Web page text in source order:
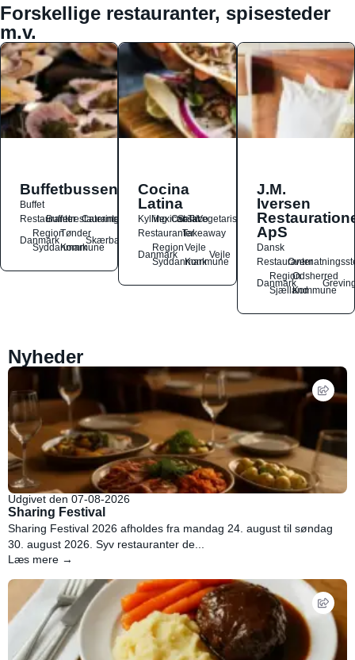
Forskellige restauranter, spisesteder
m.v.
Buffetbussen
Buffet
Restauranter
Buffetrestauranter
Catering
Danmark
Region
Syddanmark
Tønder
Kommune
Skærbæk
Cocina
Latina
Kylling
Mexicansk
OstSalat
TacoVegetarisk
RestauranterTakeaway
Danmark
Region
Syddanmark
Vejle
Kommune
Vejle
J.M.
Iversen
ApS
Dansk
Restauranter
Danmark
Region
Sjælland
Odsherred
Kommune
Nyheder
Udgivet den 07-08-2026
Sharing Festival
Sharing Festival 2026 afholdes fra mandag 24. august til søndag
30. august 2026. Syv restauranter de...
Læs mere →